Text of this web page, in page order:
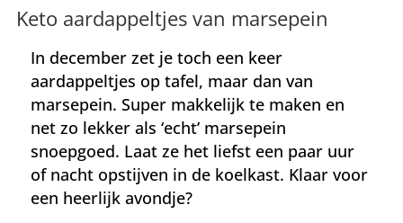
Keto aardappeltjes van marsepein
In december zet je toch een keer
aardappeltjes op tafel, maar dan van
marsepein. Super makkelijk te maken en
net zo lekker als ‘echt’ marsepein
snoepgoed. Laat ze het liefst een paar uur
of nacht opstijven in de koelkast. Klaar voor
een heerlijk avondje?